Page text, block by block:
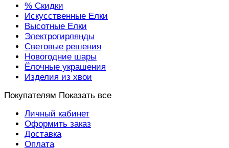
% Скидки
Искусственные Елки
Высотные Елки
Электрогирлянды
Световые решения
Новогодние шары
Ёлочные украшения
Изделия из хвои
Покупателям Показать все
Личный кабинет
Оформить заказ
Доставка
Оплата